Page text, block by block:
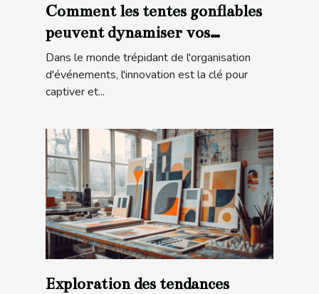
Comment les tentes gonflables
peuvent dynamiser vos
événements
Dans le monde trépidant de l'organisation
d'événements, l'innovation est la clé pour
captiver et...
Exploration des tendances